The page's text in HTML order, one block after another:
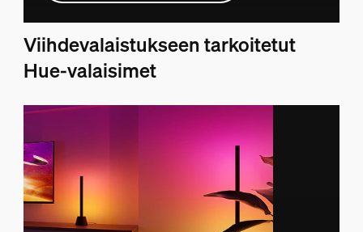
Viihdevalaistukseen tarkoitetut
Hue-valaisimet